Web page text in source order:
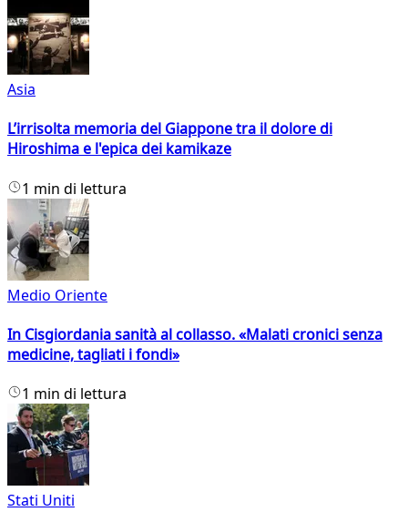
Asia
L’irrisolta memoria del Giappone tra il dolore di
Hiroshima e l'epica dei kamikaze
1 min di lettura
Medio Oriente
In Cisgiordania sanità al collasso. «Malati cronici senza
medicine, tagliati i fondi»
1 min di lettura
Stati Uniti